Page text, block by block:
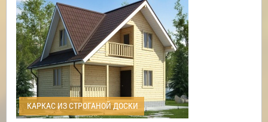
КАРКАС ИЗ СТРОГАНОЙ ДОСКИ